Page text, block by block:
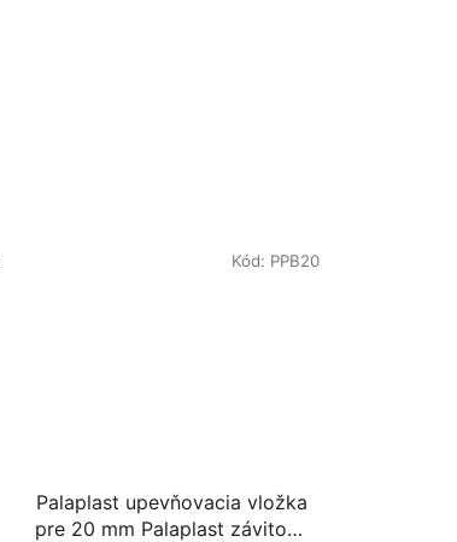
Palaplast upevňovacia vložka
pre 20 mm Palaplast závitové
Kód: PPB20